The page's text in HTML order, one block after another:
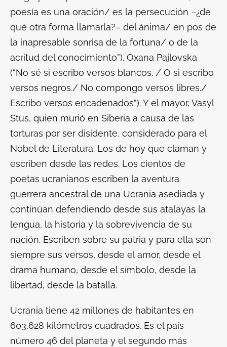
poesía es una oración/ es la persecución –¿de
qué otra forma llamarla?– del ánima/ en pos de
la inapresable sonrisa de la fortuna/ o de la
acritud del conocimiento”). Oxana Pajlovska
(“No sé si escribo versos blancos. / O si escribo
versos negros./ No compongo versos libres./
Escribo versos encadenados”). Y el mayor, Vasyl
Stus, quien murió en Siberia a causa de las
torturas por ser disidente, considerado para el
Nobel de Literatura. Los de hoy que claman y
escriben desde las redes. Los cientos de
poetas ucranianos escriben la aventura
guerrera ancestral de una Ucrania asediada y
continúan defendiendo desde sus atalayas la
lengua, la historia y la sobrevivencia de su
nación. Escriben sobre su patria y para ella son
siempre sus versos, desde el amor, desde el
drama humano, desde el símbolo, desde la
libertad, desde la batalla.
Ucrania tiene 42 millones de habitantes en
603,628 kilómetros cuadrados. Es el país
número 46 del planeta y el segundo más